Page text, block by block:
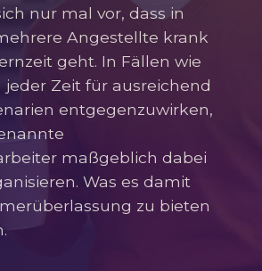
nur mal vor, dass in
Angestellte krank
geht. In Fällen wie
Zeit für ausreichend
entgegenzuwirken,
maßgeblich dabei
Was es damit
zu bieten